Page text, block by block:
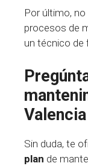
Por último,
procesos de
un técnico de
Sin duda, te
plan de